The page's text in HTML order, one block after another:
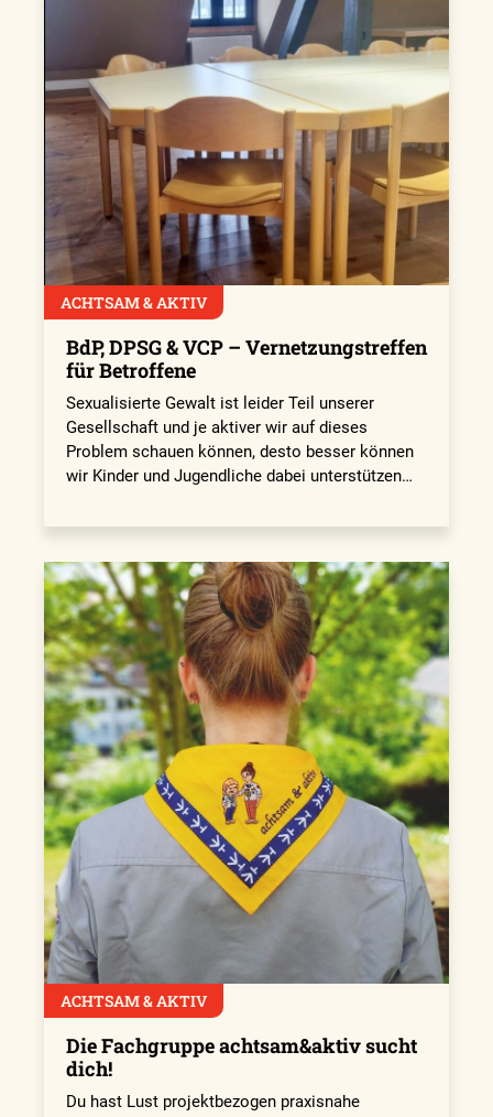
ACHTSAM & AKTIV
BdP, DPSG & VCP – Vernetzungstreffen
für Betroffene
Sexualisierte Gewalt ist leider Teil unserer
Gesellschaft und je aktiver wir auf dieses
Problem schauen können, desto besser können
wir Kinder und Jugendliche dabei unterstützen…
ACHTSAM & AKTIV
Die Fachgruppe achtsam&aktiv sucht
dich!
Du hast Lust projektbezogen praxisnahe